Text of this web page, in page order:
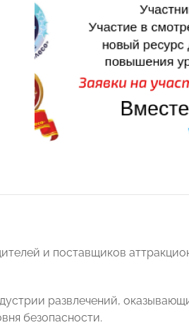
и поставщиков
развлечений,
безопасности.